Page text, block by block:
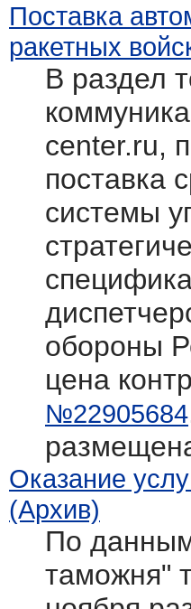
Поставка
ракетных
В раздел
center.ru,
поставка
системы
обороны
цена
№22905684
Оказание
(Архив)
По
таможня"